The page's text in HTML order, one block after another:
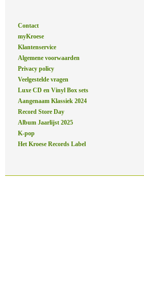
Contact
myKroese
Klantenservice
Algemene voorwaarden
Privacy policy
Veelgestelde vragen
Luxe CD en Vinyl Box sets
Aangenaam Klassiek 2024
Record Store Day
Album Jaarlijst 2025
K-pop
Het Kroese Records Label